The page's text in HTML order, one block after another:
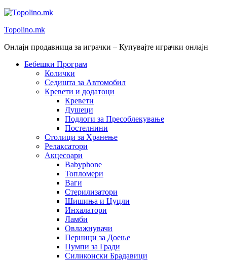
Topolino.mk
Онлајн продавница за играчки – Купувајте играчки онлајн
Бебешки Програм
Колички
Седишта за Автомобил
Кревети и додатоци
Кревети
Душеци
Подлоги за Пресоблекување
Постелнини
Столици за Хранење
Релаксатори
Акцесоари
Babyphone
Топломери
Ваги
Стерилизатори
Шишиња и Цуцли
Инхалатори
Ламби
Овлажнувачи
Перници за Доење
Пумпи за Гради
Силиконски Брадавици